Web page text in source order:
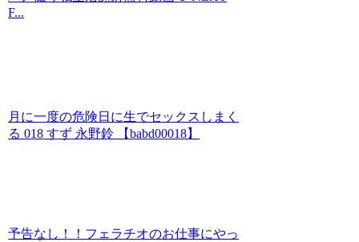
F...
月に一度の危険日に生でセックスしまく
る 018 すず 永野鈴 【babd00018】
予告なし！！フェラチオのお仕事にやっ